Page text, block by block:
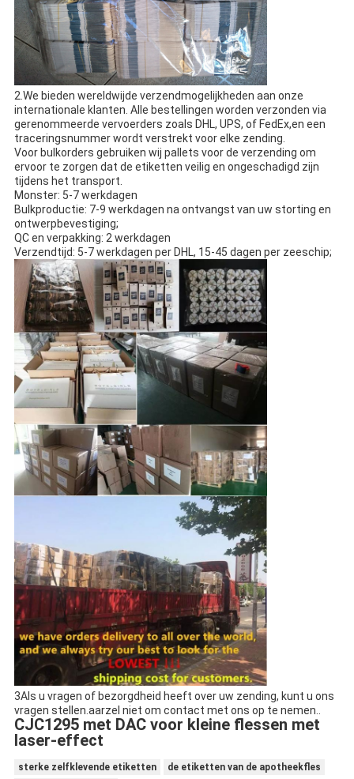
2.We bieden wereldwijde verzendmogelijkheden aan onze
internationale klanten. Alle bestellingen worden verzonden via
gerenommeerde vervoerders zoals DHL, UPS, of FedEx,en een
traceringsnummer wordt verstrekt voor elke zending.
Voor bulkorders gebruiken wij pallets voor de verzending om
ervoor te zorgen dat de etiketten veilig en ongeschadigd zijn
tijdens het transport.
Monster: 5-7 werkdagen
Bulkproductie: 7-9 werkdagen na ontvangst van uw storting en
ontwerpbevestiging;
QC en verpakking: 2 werkdagen
Verzendtijd: 5-7 werkdagen per DHL, 15-45 dagen per zeeschip;
3Als u vragen of bezorgdheid heeft over uw zending, kunt u ons
vragen stellen.aarzel niet om contact met ons op te nemen..
CJC1295 met DAC voor kleine flessen met
laser-effect
sterke zelfklevende etiketten
de etiketten van de apotheekfles